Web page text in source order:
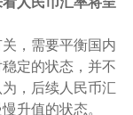
，需要平衡国内
定的状态，并不
，后续人民币汇
升值的状态。